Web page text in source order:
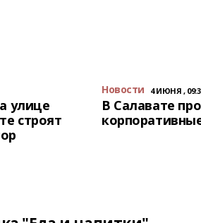
улице
строят
Новости 4 ИЮНЯ ,
В Салавате